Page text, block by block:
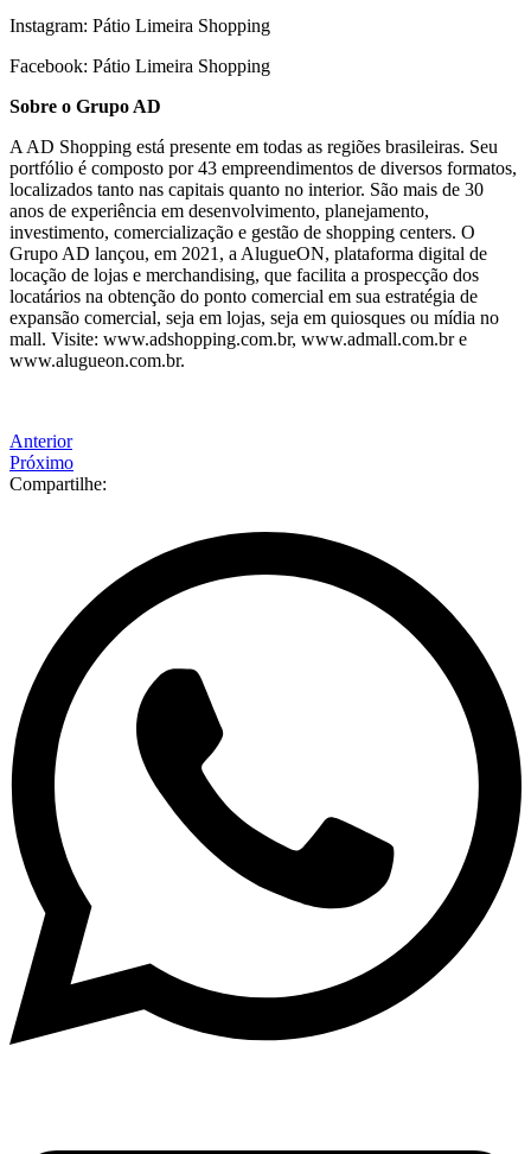
Instagram: Pátio Limeira Shopping
Facebook: Pátio Limeira Shopping
Sobre o Grupo AD
A AD Shopping está presente em todas as regiões brasileiras. Seu
portfólio é composto por 43 empreendimentos de diversos formatos,
localizados tanto nas capitais quanto no interior. São mais de 30
anos de experiência em desenvolvimento, planejamento,
investimento, comercialização e gestão de shopping centers. O
Grupo AD lançou, em 2021, a AlugueON, plataforma digital de
locação de lojas e merchandising, que facilita a prospecção dos
locatários na obtenção do ponto comercial em sua estratégia de
expansão comercial, seja em lojas, seja em quiosques ou mídia no
mall. Visite: www.adshopping.com.br, www.admall.com.br e
www.alugueon.com.br.
Anterior
Próximo
Compartilhe: